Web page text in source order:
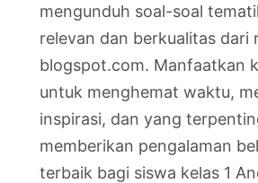
mengunduh soal-soal
relevan dan berkualitas dari
blogspot.com. Manfaatkan
untuk menghemat waktu,
inspirasi, dan yang
memberikan pengalaman
terbaik bagi siswa kelas 1